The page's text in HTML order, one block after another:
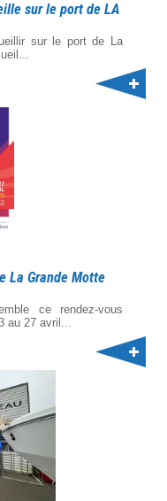
sur le port de LA
sur le port de La
La Grande Motte
ce rendez-vous
au 27 avril...